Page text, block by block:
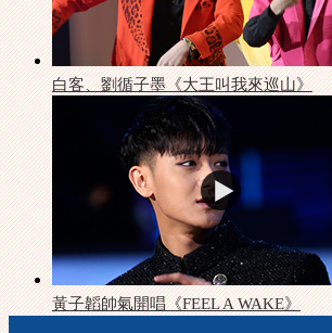
白客、劉循子墨《大王叫我來巡山》
黃子韜帥氣開唱《FEEL A WAKE》